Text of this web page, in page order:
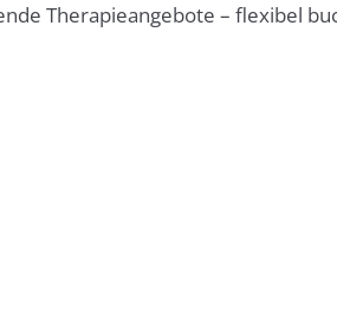
Therapieangebote – flexibel